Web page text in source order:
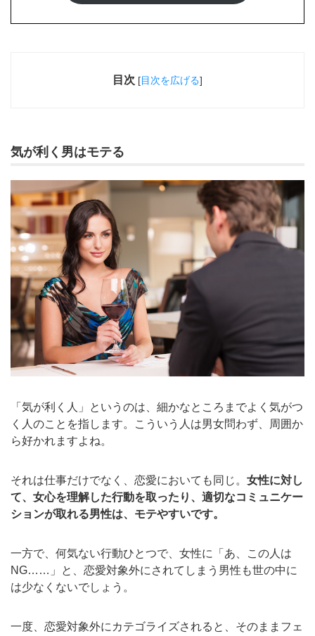
目次 [目次を広げる]
気が利く男はモテる
「気が利く人」というのは、細かなところまでよく気がつ
く人のことを指します。こういう人は男女問わず、周囲か
ら好かれますよね。
それは仕事だけでなく、恋愛においても同じ。 女性に対し
て、女心を理解した行動を取ったり、適切なコミュニケー
ションが取れる男性は、モテやすいです。
一方で、何気ない行動ひとつで、女性に「あ、この人は
NG……」と、恋愛対象外にされてしまう男性も世の中に
は少なくないでしょう。
一度、恋愛対象外にカテゴライズされると、そのままフェ